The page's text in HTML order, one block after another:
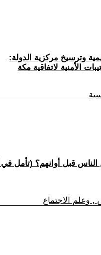
وترسيخ مركزية الدولة:
الأمنية لاتفاقية مكة
الناس قبل أوانهم؟ (تأمل في
, وعلم الاجتماع